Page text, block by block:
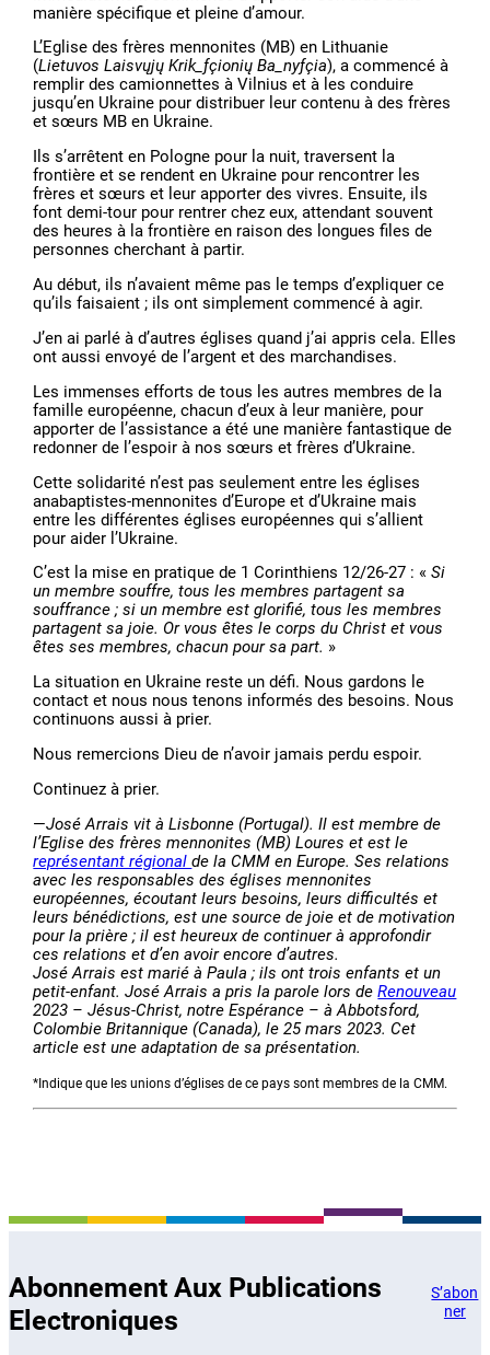
manière spécifique et pleine d’amour.
L’Eglise des frères mennonites (MB) en Lithuanie
(Lietuvos Laisvųjų Krik_ƒçionių Ba_nyƒçia), a commencé à
remplir des camionnettes à Vilnius et à les conduire
jusqu’en Ukraine pour distribuer leur contenu à des frères
et sœurs MB en Ukraine.
Ils s’arrêtent en Pologne pour la nuit, traversent la
frontière et se rendent en Ukraine pour rencontrer les
frères et sœurs et leur apporter des vivres. Ensuite, ils
font demi-tour pour rentrer chez eux, attendant souvent
des heures à la frontière en raison des longues files de
personnes cherchant à partir.
Au début, ils n’avaient même pas le temps d’expliquer ce
qu’ils faisaient ; ils ont simplement commencé à agir.
J’en ai parlé à d’autres églises quand j’ai appris cela. Elles
ont aussi envoyé de l’argent et des marchandises.
Les immenses efforts de tous les autres membres de la
famille européenne, chacun d’eux à leur manière, pour
apporter de l’assistance a été une manière fantastique de
redonner de l’espoir à nos sœurs et frères d’Ukraine.
Cette solidarité n’est pas seulement entre les églises
anabaptistes-mennonites d’Europe et d’Ukraine mais
entre les différentes églises européennes qui s’allient
pour aider l’Ukraine.
C’est la mise en pratique de 1 Corinthiens 12/26-27 : «Si
un membre souffre, tous les membres partagent sa
souffrance ; si un membre est glorifié, tous les membres
partagent sa joie. Or vous êtes le corps du Christ et vous
êtes ses membres, chacun pour sa part. »
La situation en Ukraine reste un défi. Nous gardons le
contact et nous nous tenons informés des besoins. Nous
continuons aussi à prier.
Nous remercions Dieu de n’avoir jamais perdu espoir.
Continuez à prier.
—José Arrais vit à Lisbonne (Portugal). Il est membre de
l’Eglise des frères mennonites (MB) Loures et est le
représentant régionalde la CMM en Europe. Ses relations
avec les responsables des églises mennonites
européennes, écoutant leurs besoins, leurs difficultés et
leurs bénédictions, est une source de joie et de motivation
pour la prière ; il est heureux de continuer à approfondir
ces relations et d’en avoir encore d’autres.
José Arrais est marié à Paula ; ils ont trois enfants et un
petit-enfant. José Arrais a pris la parole lors deRenouveau
2023 – Jésus-Christ, notre Espérance – à Abbotsford,
Colombie Britannique (Canada), le 25 mars 2023. Cet
article est une adaptation de sa présentation.
*Indique que les unions d’églises de ce pays sont membres de la CMM.
Abonnement Aux Publications
Electroniques
S’abon
ner